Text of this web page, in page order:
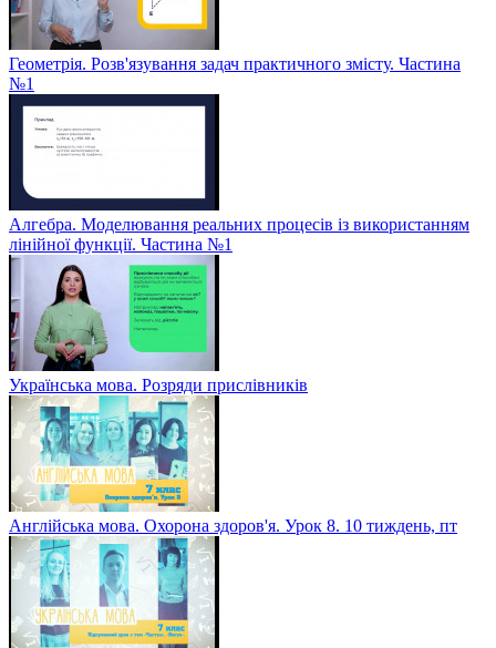
Геометрія. Розв'язування задач практичного змісту. Частина
№1
Алгебра. Моделювання реальних процесів із використанням
лінійної функції. Частина №1
Українська мова. Розряди прислівників
Англійська мова. Охорона здоров'я. Урок 8. 10 тиждень, пт